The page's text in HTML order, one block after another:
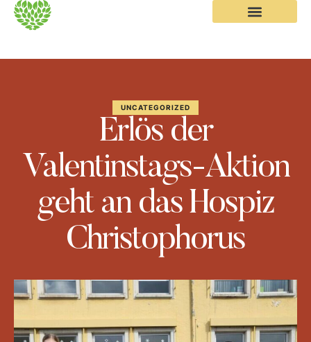
UNCATEGORIZED
Erlös der
Valentinstags-Aktion
geht an das Hospiz
Christophorus